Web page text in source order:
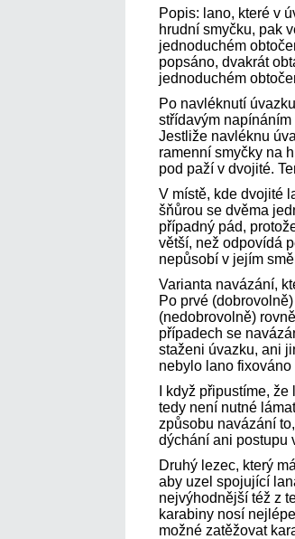
Popis: lano, které v
hrudní smyčku, pak
jednoduchém
popsáno, dvakrát
jednoduchém
Po navléknutí
střídavým
Jestliže navléknu
ramenní smyčky na
pod paží v dvojité.
V místě, kde dvojité
šňůrou se dvěma
případný pád,
větší, než odpovídá
nepůsobí v jejím
Varianta navázání,
Po prvé
(nedobrovolně)
případech se
staženi úvazku, ani
nebylo lano
I když připustíme,
tedy není nutné
způsobu navázání
dýchání ani postupu
Druhý lezec, který
aby uzel spojující
nejvýhodnější též z
karabiny nosí
možné zatěžovat